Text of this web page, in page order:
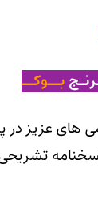
بــوکــ
عزیز در
تشریحی